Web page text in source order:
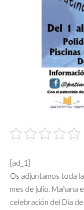
[ad_1]
Os adjuntamos toda
mes de julio. Mañana
celebración del Día